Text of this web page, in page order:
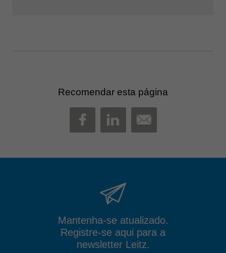
Recomendar esta página
FACEBOOK
LINKEDIN
MAIL
Mantenha-se atualizado.
Registre-se aqui para a
newsletter Leitz.